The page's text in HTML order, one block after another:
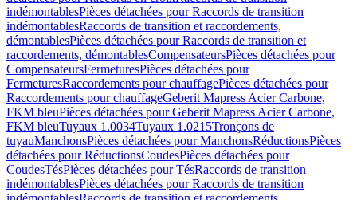
indémontablesPièces détachées pour Raccords de transition
indémontablesRaccords de transition et raccordements,
démontablesPièces détachées pour Raccords de transition et
raccordements, démontablesCompensateursPièces détachées pour
CompensateursFermeturesPièces détachées pour
FermeturesRaccordements pour chauffagePièces détachées pour
Raccordements pour chauffageGeberit Mapress Acier Carbone,
FKM bleuPièces détachées pour Geberit Mapress Acier Carbone,
FKM bleuTuyaux 1.0034Tuyaux 1.0215Tronçons de
tuyauManchonsPièces détachées pour ManchonsRéductionsPièces
détachées pour RéductionsCoudesPièces détachées pour
CoudesTésPièces détachées pour TésRaccords de transition
indémontablesPièces détachées pour Raccords de transition